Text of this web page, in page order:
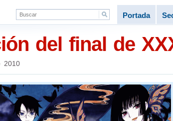
Portada
del final de
2010